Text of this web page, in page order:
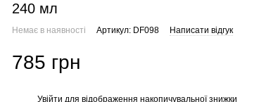
240 мл
Немає в наявності Артикул: DF098 Написати відгук
785 грн
Увійти для відображення накопичувальної знижки